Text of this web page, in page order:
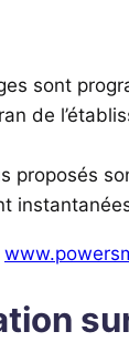
sont
de
proposés